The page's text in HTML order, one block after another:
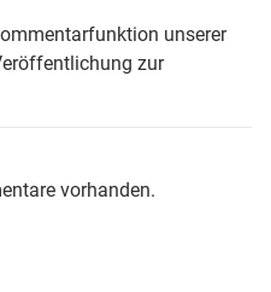
unserer
zur
vorhanden.